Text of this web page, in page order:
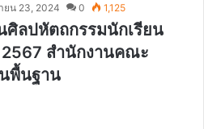
ยน 23, 2024 0 1,125
ลปหัตถกรรมนักเรียน
สำนักงานคณะ
พื้นฐาน